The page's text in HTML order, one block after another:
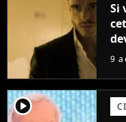
Si
9
player2